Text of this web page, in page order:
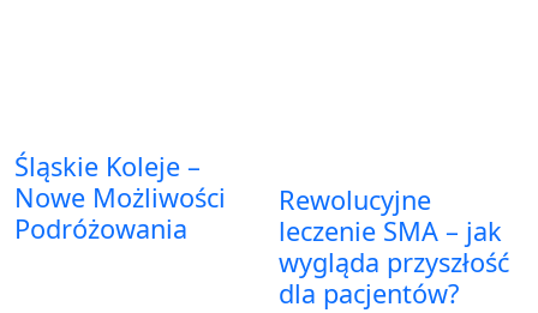
Śląskie Koleje –
Nowe Możliwości
Podróżowania
Rewolucyjne
leczenie SMA – jak
wygląda przyszłość
dla pacjentów?